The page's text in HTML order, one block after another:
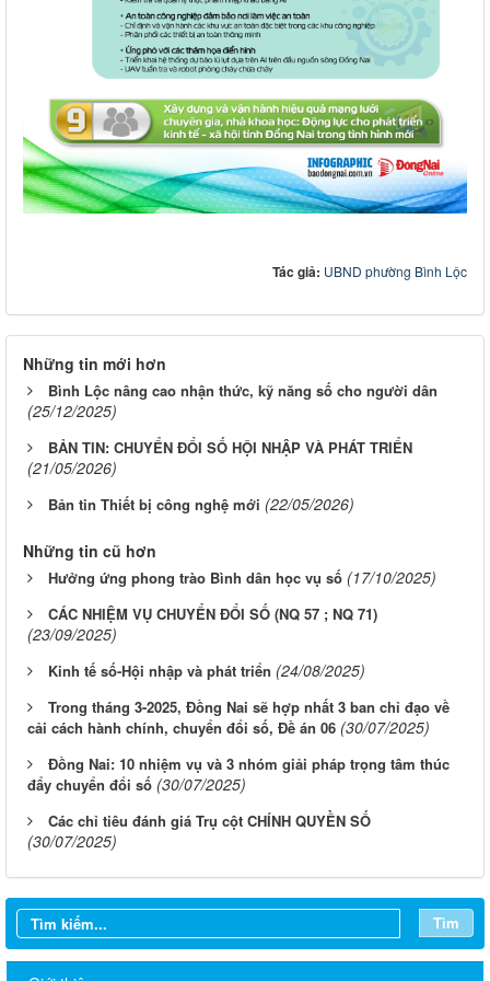
Tác giả: UBND phường Bình Lộc
Những tin mới hơn
Bình Lộc nâng cao nhận thức, kỹ năng số cho người dân
(25/12/2025)
BẢN TIN: CHUYỂN ĐỔI SỐ HỘI NHẬP VÀ PHÁT TRIỂN
(21/05/2026)
Bản tin Thiết bị công nghệ mới (22/05/2026)
Những tin cũ hơn
Hưởng ứng phong trào Bình dân học vụ số (17/10/2025)
CÁC NHIỆM VỤ CHUYỂN ĐỔI SỐ (NQ 57 ; NQ 71)
(23/09/2025)
Kinh tế số-Hội nhập và phát triển (24/08/2025)
Trong tháng 3-2025, Đồng Nai sẽ hợp nhất 3 ban chỉ đạo về
cải cách hành chính, chuyển đổi số, Đề án 06 (30/07/2025)
Đồng Nai: 10 nhiệm vụ và 3 nhóm giải pháp trọng tâm thúc
đẩy chuyển đổi số (30/07/2025)
Các chỉ tiêu đánh giá Trụ cột CHÍNH QUYỀN SỐ
(30/07/2025)
Tìm